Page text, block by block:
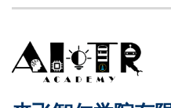
Left
Column
Image
Image